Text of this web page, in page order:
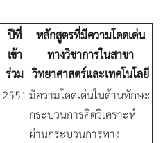
ปีที่
เข้า
ร่วม
หลักสูตรที่มีความโดดเด่น
ทางวิชาการในสาขา
วิทยาศาสตร์และเทคโนโลยี
2551มีความโดดเด่นในด้านทักษะ
กระบวนการคิดวิเคราะห์
ผ่านกระบวนการทาง